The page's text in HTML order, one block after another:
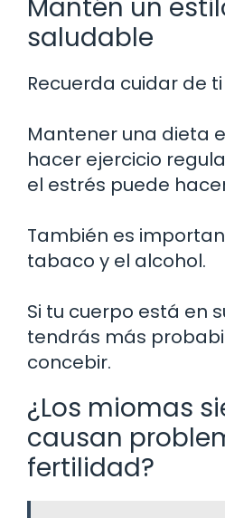
Mantén un
saludable
Recuerda cuidar de
Mantener una dieta
hacer ejercicio
el estrés puede
También es
tabaco y el alcohol.
Si tu cuerpo está en
tendrás más
concebir.
¿Los miomas
causan
fertilidad?